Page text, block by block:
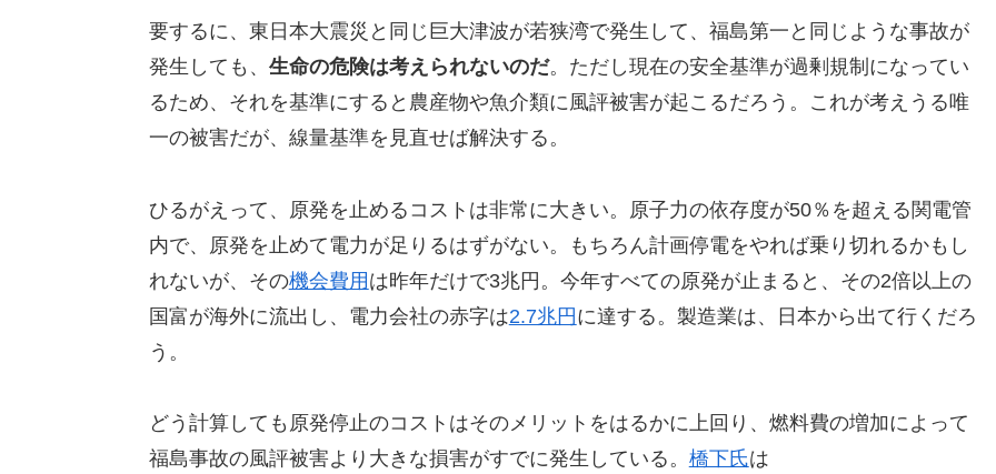
要するに、東日本大震災と同じ巨大津波が若狭湾で発生して、福島第一と同じような事故が
発生しても、 生命の危険は考えられないのだ。ただし現在の安全基準が過剰規制になってい
るため、それを基準にすると農産物や魚介類に風評被害が起こるだろう。これが考えうる唯
一の被害だが、線量基準を見直せば解決する。
ひるがえって、原発を止めるコストは非常に大きい。原子力の依存度が50％を超える関電管
内で、原発を止めて電力が足りるはずがない。もちろん計画停電をやれば乗り切れるかもし
れないが、その機会費用 は昨年だけで3兆円。今年すべての原発が止まると、その2倍以上の
国富が海外に流出し、電力会社の赤字は2.7兆円に達する。製造業は、日本から出て行くだろ
う。
どう計算しても原発停止のコストはそのメリットをはるかに上回り、燃料費の増加によって
福島事故の風評被害より大きな損害がすでに発生している。 橋下氏は